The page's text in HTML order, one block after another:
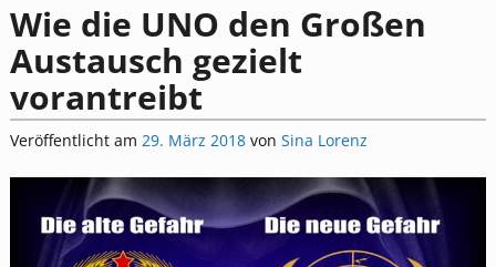
Wie die UNO den Großen
Austausch gezielt
vorantreibt
Veröffentlicht am 29. März 2018 von Sina Lorenz